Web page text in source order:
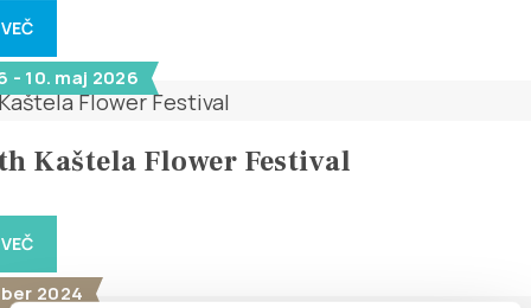
21216 Kaštel Stari, Hrvatska
- 10. maj 2026
Kaštela Flower Festival
2024